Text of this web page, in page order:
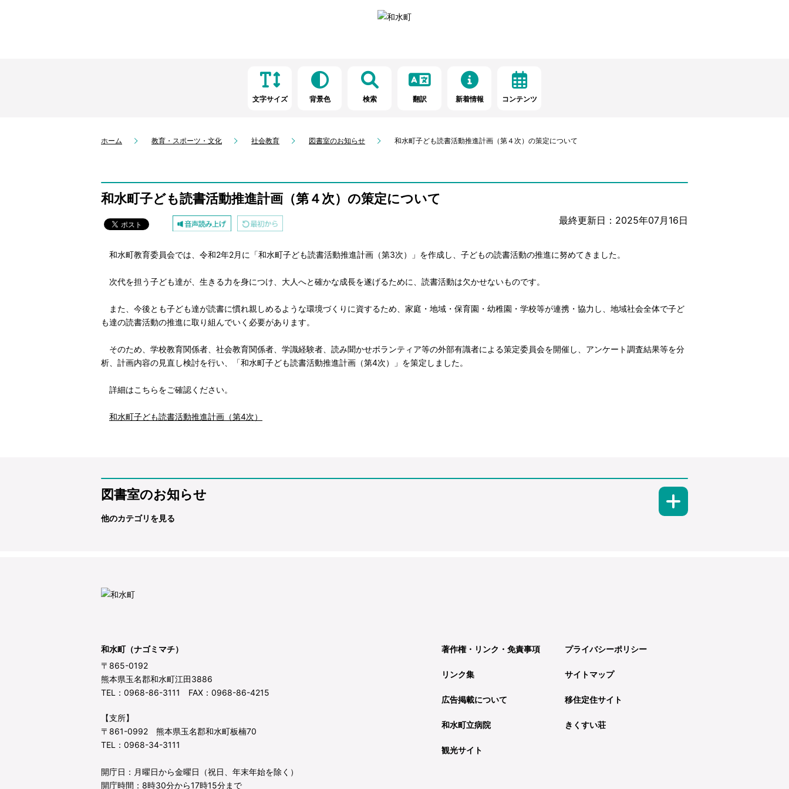
文字サイズ 背景色 検索 翻訳 新着情報 コンテンツ
ホーム 教育・スポーツ・文化 社会教育 図書室のお知らせ 和水町子ども読書活動推進計画（第４次）の策定について
和水町子ども読書活動推進計画（第４次）の策定について
最終更新日：2025年07月16日
和水町教育委員会では、令和2年2月に「和水町子ども読書活動推進計画（第3次）」を作成し、子どもの読書活動の推進に努めてきました。
次代を担う子ども達が、生きる力を身につけ、大人へと確かな成長を遂げるために、読書活動は欠かせないものです。
また、今後とも子ども達が読書に慣れ親しめるような環境づくりに資するため、家庭・地域・保育園・幼稚園・学校等が連携・協力し、地域社会全体で子ど
も達の読書活動の推進に取り組んでいく必要があります。
そのため、学校教育関係者、社会教育関係者、学識経験者、読み聞かせボランティア等の外部有識者による策定委員会を開催し、アンケート調査結果等を分
析、計画内容の見直し検討を行い、「和水町子ども読書活動推進計画（第4次）」を策定しました。
詳細はこちらをご確認ください。
和水町子ども読書活動推進計画（第4次）
図書室のお知らせ
他のカテゴリを見る
和水町（ナゴミマチ）
〒865-0192
熊本県玉名郡和水町江田3886
TEL：0968-86-3111 FAX：0968-86-4215
【支所】
〒861-0992 熊本県玉名郡和水町板楠70
TEL：0968-34-3111
開庁日：月曜日から金曜日（祝日、年末年始を除く）
開庁時間：8時30分から17時15分まで
著作権・リンク・免責事項 プライバシーポリシー
リンク集 サイトマップ
広告掲載について 移住定住サイト
和水町立病院 きくすい荘
観光サイト